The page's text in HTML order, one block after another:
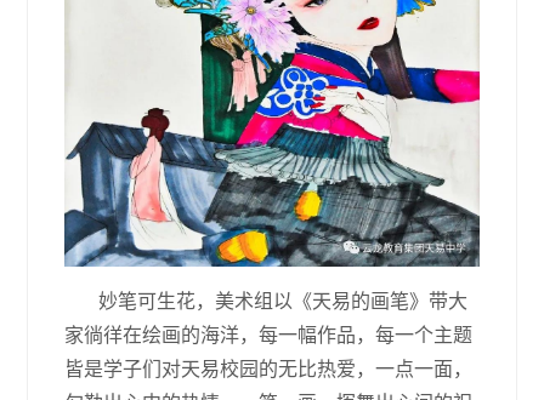
妙笔可生花，美术组以《天易的画笔》带大
家徜徉在绘画的海洋，每一幅作品，每一个主题
皆是学子们对天易校园的无比热爱，一点一面，